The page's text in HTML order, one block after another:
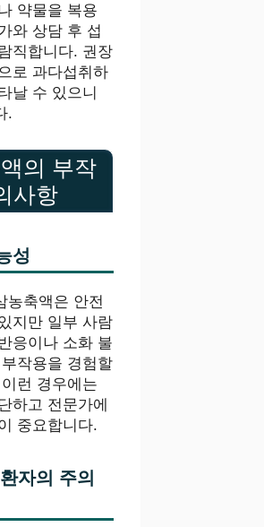
약물을 복용
와 상담 후 섭
직합니다. 권장
로 과다섭취하
날 수 있으니
.
의 부작
사항
성
농축액은 안전
지만 일부 사람
응이나 소화 불
작용을 경험할
런 경우에는
하고 전문가에
중요합니다.
자의 주의